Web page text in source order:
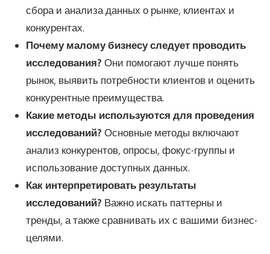
сбора и анализа данных о рынке, клиентах и
конкурентах.
Почему малому бизнесу следует проводить
исследования? Они помогают лучше понять
рынок, выявить потребности клиентов и оценить
конкурентные преимущества.
Какие методы используются для проведения
исследований? Основные методы включают
анализ конкурентов, опросы, фокус-группы и
использование доступных данных.
Как интерпретировать результаты
исследований? Важно искать паттерны и
тренды, а также сравнивать их с вашими бизнес-
целями.